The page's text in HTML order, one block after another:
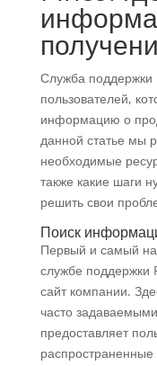
Служба
пользователей,
информацию о
данной статье мы
необходимые
также какие шаги
решить свои
Поиск
Первый и самый
службе
сайт компании.
часто
предоставляет